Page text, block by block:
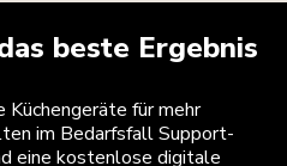
beste Ergebnis
Küchengeräte für mehr
im Bedarfsfall Support-
eine kostenlose digitale